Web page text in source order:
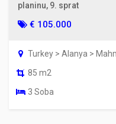
planinu, 9. sprat
€ 105.000
Turkey > Alanya >
85 m2
3 Soba